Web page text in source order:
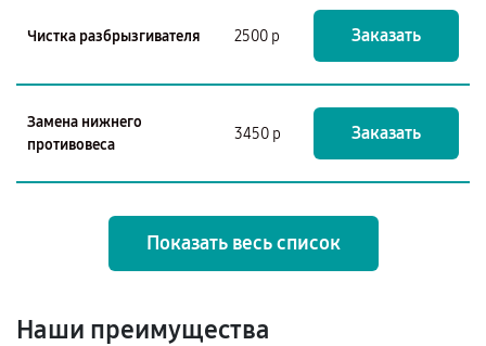
Чистка разбрызгивателя 2500 р Заказать
Замена нижнего
противовеса
3450 р Заказать
Показать весь список
Наши преимущества